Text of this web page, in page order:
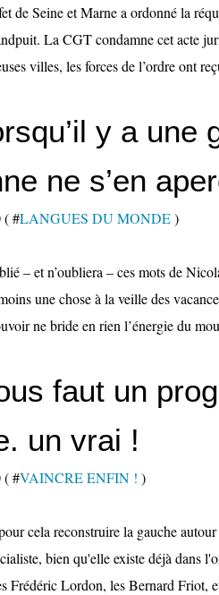
de Seine et Marne a ordonné la
La CGT condamne cet acte
villes, les forces de l’ordre ont
y a une
ne s’en
( #LANGUES DU MONDE)
– et n’oubliera – ces mots de
une chose à la veille des
ne bride en rien l’énergie du
faut un
un vrai !
( #VAINCRE ENFIN ! )
cela reconstruire la gauche
bien qu'elle existe déjà dans
Frédéric Lordon, les Bernard Friot,